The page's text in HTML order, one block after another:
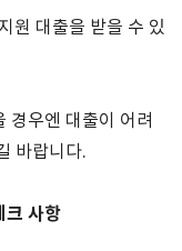
원 대출을 받을 수 있
경우엔 대출이 어려
바랍니다.
크 사항